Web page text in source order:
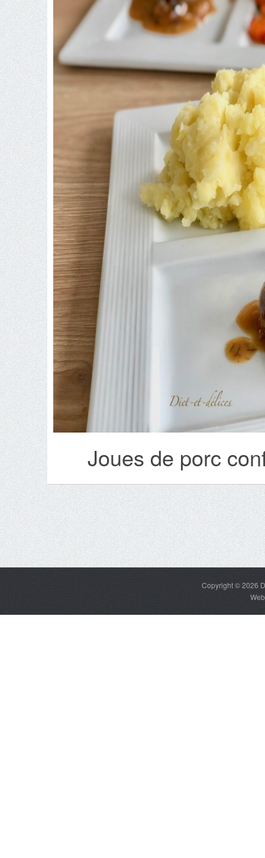
Joues de porc
Copyright © 2026